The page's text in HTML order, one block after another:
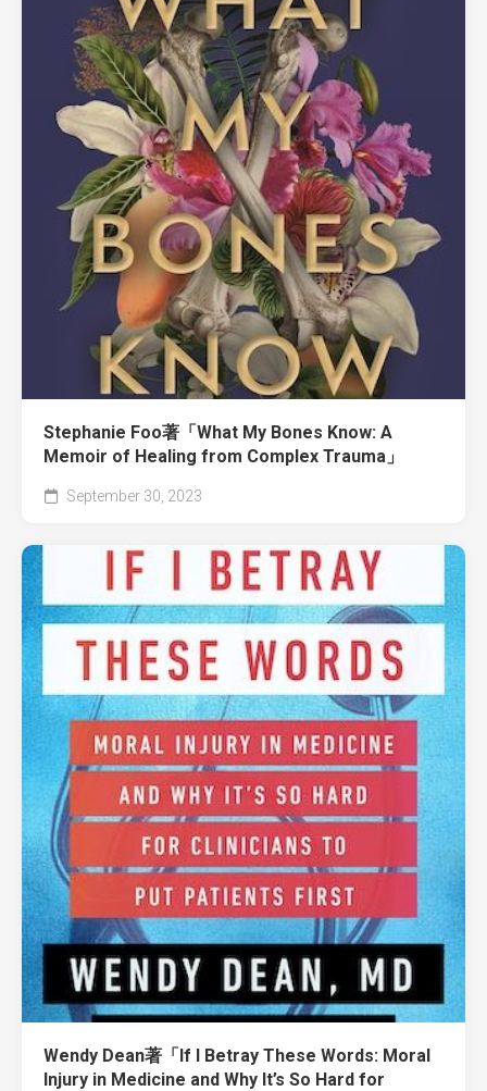
Stephanie Foo著「What My Bones Know: A
Memoir of Healing from Complex Trauma」
September 30, 2023
Wendy Dean著「If I Betray These Words: Moral
Injury in Medicine and Why It’s So Hard for